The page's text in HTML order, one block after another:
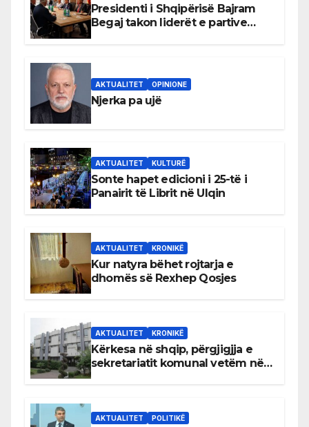
Presidenti i Shqipërisë Bajram
Begaj takon liderët e partive
AKTUALITET OPINIONE
Njerka pa ujë
AKTUALITET KULTURË
Sonte hapet edicioni i 25-të i
Panairit të Librit në Ulqin
AKTUALITET KRONIKË
Kur natyra bëhet rojtarja e
dhomës së Rexhep Qosjes
AKTUALITET KRONIKË
Kërkesa në shqip, përgjigjja e
sekretariatit komunal vetëm në
AKTUALITET POLITIKË